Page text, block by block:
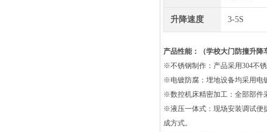
升降速度 3-5S
产品性能： （学校大门防撞升降
※不锈钢制作：产品采用304不
※电镀防腐：埋地设备均采用电
※数控机床精密加工：全部部件
※液压一体式：现场安装调试便
成方式。